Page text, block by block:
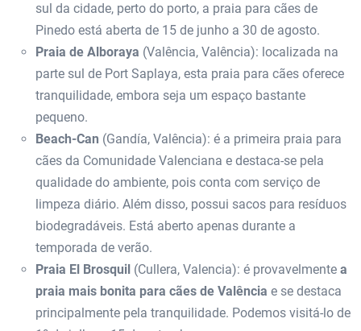
sul da cidade, perto do porto, a praia para cães de
Pinedo está aberta de 15 de junho a 30 de agosto.
Praia de Alboraya (Valência, Valência): localizada na
parte sul de Port Saplaya, esta praia para cães oferece
tranquilidade, embora seja um espaço bastante
pequeno.
Beach-Can (Gandía, Valência): é a primeira praia para
cães da Comunidade Valenciana e destaca-se pela
qualidade do ambiente, pois conta com serviço de
limpeza diário. Além disso, possui sacos para resíduos
biodegradáveis. Está aberto apenas durante a
temporada de verão.
Praia El Brosquil (Cullera, Valencia): é provavelmente a
praia mais bonita para cães de Valência e se destaca
principalmente pela tranquilidade. Podemos visitá-lo de